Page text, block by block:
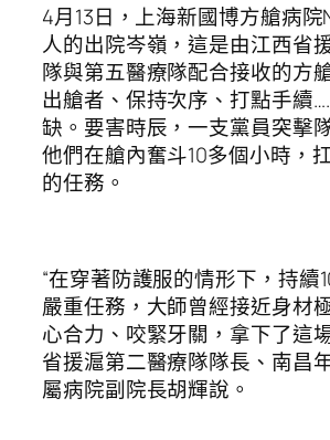
4月13日，上海新國博方艙病
人的出院岑嶺，這是由江西省
隊與第五醫療隊配合接收的方
出艙者、保持次序、打點手續
缺。要害時辰，一支黨員突擊
他們在艙內奮斗10多個小時，
的任務。
“在穿著防護服的情形下，持續
嚴重任務，大師曾經接近身材
心合力、咬緊牙關，拿下了這
省援滬第二醫療隊隊長、南昌
屬病院副院長胡輝說。